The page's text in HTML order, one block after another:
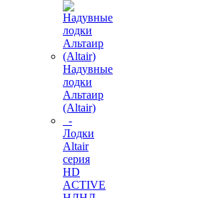
Надувные
лодки
Альтаир
(Altair)
-
Лодки
Altair
серия
HD
ACTIVE